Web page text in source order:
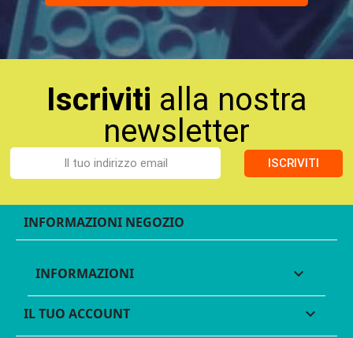
Iscriviti alla nostra
newsletter
ISCRIVITI
INFORMAZIONI NEGOZIO
INFORMAZIONI 
IL TUO ACCOUNT 